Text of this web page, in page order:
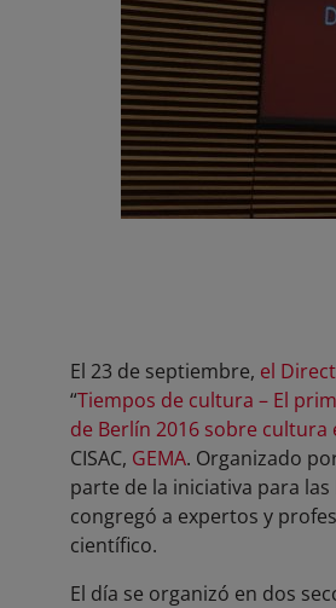
El 23 de septiembre, el
“Tiempos de cultura – El
de Berlín 2016 sobre
CISAC, GEMA. Organizado
parte de la iniciativa para
congregó a expertos y
científico.
El día se organizó en dos